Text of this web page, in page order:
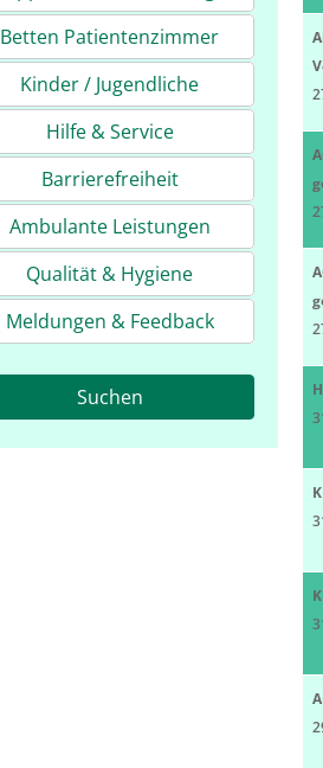
Betten Patientenzimmer
Kinder / Jugendliche
Hilfe & Service
Barrierefreiheit
Ambulante Leistungen
Qualität & Hygiene
Meldungen & Feedback
Suchen